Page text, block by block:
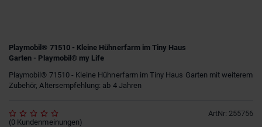
Playmobil® 71510 - Kleine Hühnerfarm im Tiny Haus
Garten - Playmobil® my Life
Playmobil® 71510 - Kleine Hühnerfarm im Tiny Haus Garten mit weiterem
Zubehör, Altersempfehlung: ab 4 Jahren
ArtNr: 255756
(0 Kundenmeinungen)